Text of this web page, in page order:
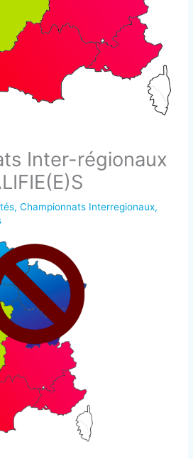
Inter-régionaux
,Championnats Interregionaux,